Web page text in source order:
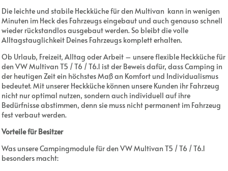
Die leichte und stabile Heckküche für den Multivan kann in wenigen
Minuten im Heck des Fahrzeugs eingebaut und auch genauso schnell
wieder rückstandlos ausgebaut werden. So bleibt die volle
Alltagstauglichkeit Deines Fahrzeugs komplett erhalten.
Ob Urlaub, Freizeit, Alltag oder Arbeit – unsere flexible Heckküche für
den VW Multivan T5 / T6 / T6.1 ist der Beweis dafür, dass Camping in
der heutigen Zeit ein höchstes Maß an Komfort und Individualismus
bedeutet. Mit unserer Heckküche können unsere Kunden ihr Fahrzeug
nicht nur optimal nutzen, sondern auch individuell auf ihre
Bedürfnisse abstimmen, denn sie muss nicht permanent im Fahrzeug
fest verbaut werden.
Vorteile für Besitzer
Was unsere Campingmodule für den VW Multivan T5 / T6 / T6.1
besonders macht: